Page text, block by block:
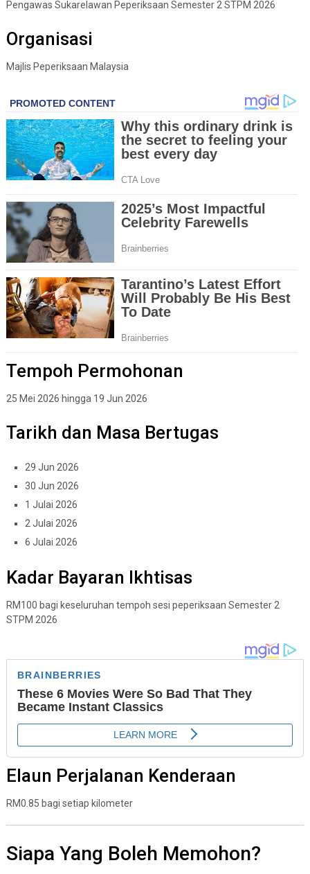
Pengawas Sukarelawan Peperiksaan Semester 2 STPM 2026
Organisasi
Majlis Peperiksaan Malaysia
Tempoh Permohonan
25 Mei 2026 hingga 19 Jun 2026
Tarikh dan Masa Bertugas
29 Jun 2026
30 Jun 2026
1 Julai 2026
2 Julai 2026
6 Julai 2026
Kadar Bayaran Ikhtisas
RM100 bagi keseluruhan tempoh sesi peperiksaan Semester 2
STPM 2026
Elaun Perjalanan Kenderaan
RM0.85 bagi setiap kilometer
Siapa Yang Boleh Memohon?